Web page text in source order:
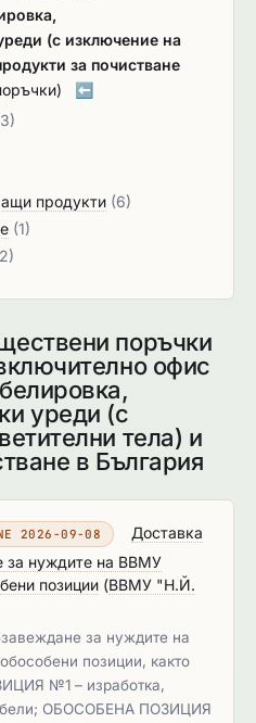
(с изключение на
за почистване
⬅️
продукти (6)
(1)
поръчки
офис
уреди (с
тела) и
в България
2026-09-08
Доставка
за нуждите на ВВМУ
позиции (ВВМУ "Н.Й.
за нуждите на
позиции, както
№1 – изработка,
ОБОСОБЕНА ПОЗИЦИЯ